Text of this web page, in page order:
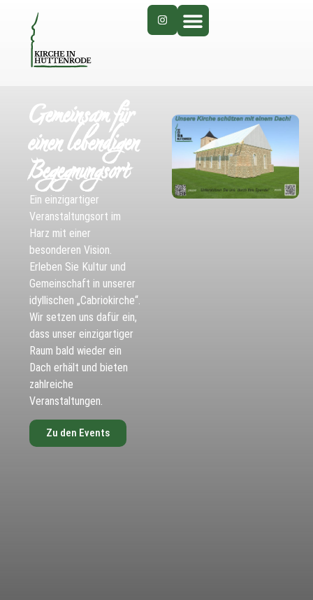
Gemeinsam für
einen lebendigen
Begegnungsort
Ein einzigartiger
Veranstaltungsort im
Harz mit einer
besonderen Vision.
Erleben Sie Kultur und
Gemeinschaft in unserer
idyllischen „Cabriokirche“.
Wir setzen uns dafür ein,
dass unser einzigartiger
Raum bald wieder ein
Dach erhält und bieten
zahlreiche
Veranstaltungen.
Zu den Events